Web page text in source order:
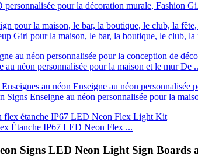
personnalisée pour la décoration murale, Fashion
Girl pour la maison, le bar, la boutique, le club, la
au néon personnalisée pour la maison et le mur De
Signs Enseigne au néon personnalisée pour la
Étanche IP67 LED Neon Flex ...
Signs LED Neon Light Sign